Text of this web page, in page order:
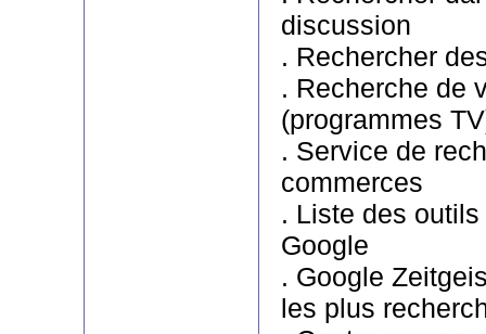
discussion
. Rechercher
. Recherche de
(programmes
. Service de
commerces
. Liste des
Google
. Google
les plus